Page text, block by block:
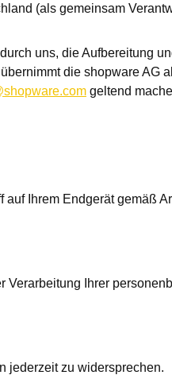
(als gemeinsam
uns, die Aufbereitung
die shopware
geltend
Ihrem Endgerät gemäß
Ihrer
jederzeit zu widersprechen.